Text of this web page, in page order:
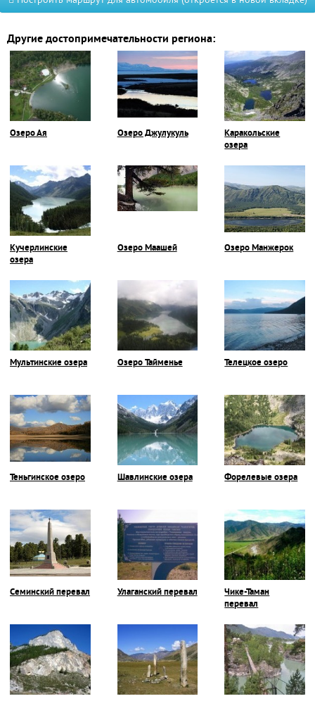
Другие достопримечательности региона:
Озеро Ая Озеро Джулукуль
Каракольские
озера
Кучерлинские
озера
Озеро Маашей Озеро Манжерок
Мультинские озера Озеро Тайменье Телецкое озеро
Теньгинское озеро Шавлинские озера Форелевые озера
Семинский перевал Улаганский перевал
Чике-Таман
перевал